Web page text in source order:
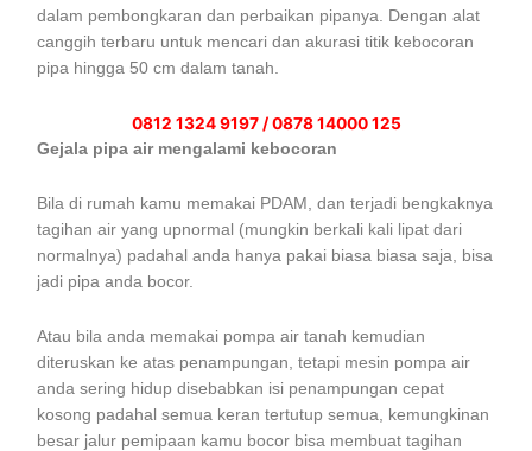
dalam pembongkaran dan perbaikan pipanya. Dengan alat
canggih terbaru untuk mencari dan akurasi titik kebocoran
pipa hingga 50 cm dalam tanah.
0812 1324 9197 / 0878 14000 125
Gejala pipa air mengalami kebocoran
Bila di rumah kamu memakai PDAM, dan terjadi bengkaknya
tagihan air yang upnormal (mungkin berkali kali lipat dari
normalnya) padahal anda hanya pakai biasa biasa saja, bisa
jadi pipa anda bocor.
Atau bila anda memakai pompa air tanah kemudian
diteruskan ke atas penampungan, tetapi mesin pompa air
anda sering hidup disebabkan isi penampungan cepat
kosong padahal semua keran tertutup semua, kemungkinan
besar jalur pemipaan kamu bocor bisa membuat tagihan